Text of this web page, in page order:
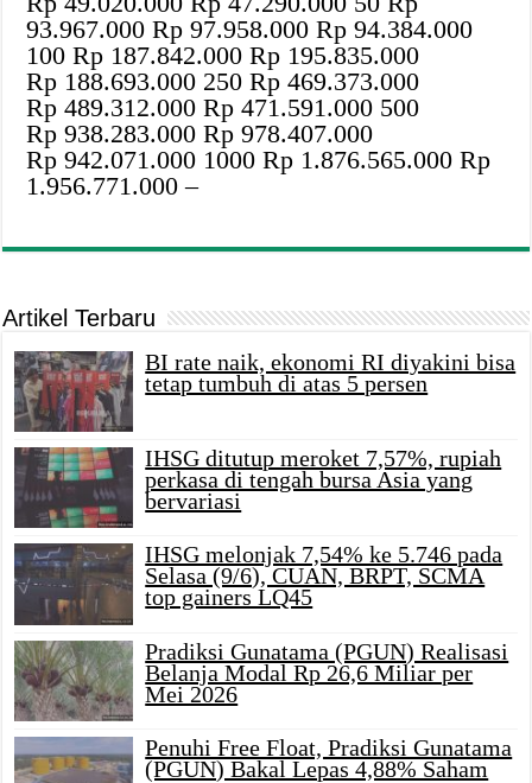
93.967.000 Rp 97.958.000 Rp 94.384.000
100 Rp 187.842.000 Rp 195.835.000
Rp 188.693.000 250 Rp 469.373.000
Rp 489.312.000 Rp 471.591.000 500
Rp 938.283.000 Rp 978.407.000
Rp 942.071.000 1000 Rp 1.876.565.000 Rp
1.956.771.000 –
Artikel Terbaru
BI rate naik, ekonomi RI diyakini bisa
tetap tumbuh di atas 5 persen
IHSG ditutup meroket 7,57%, rupiah
perkasa di tengah bursa Asia yang
bervariasi
IHSG melonjak 7,54% ke 5.746 pada
Selasa (9/6), CUAN, BRPT, SCMA
top gainers LQ45
Pradiksi Gunatama (PGUN) Realisasi
Belanja Modal Rp 26,6 Miliar per
Mei 2026
Penuhi Free Float, Pradiksi Gunatama
(PGUN) Bakal Lepas 4,88% Saham